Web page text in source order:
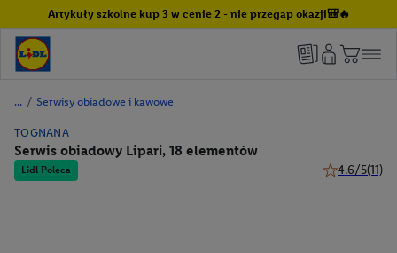
Artykuły szkolne kup 3 w cenie 2 - nie przegap okazji🎒🔥
/ Serwisy obiadowe i kawowe
TOGNANA
Serwis obiadowy Lipari, 18 elementów
Lidl Poleca 4.6/5(11)